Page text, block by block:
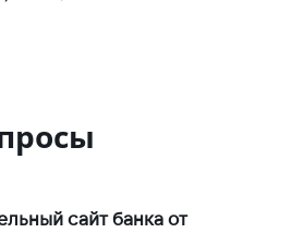
сайт банка от